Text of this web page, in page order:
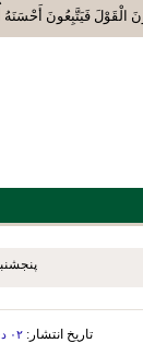
فَيَتَّبِعُونَ أَحْسَنَهُ
پنجشنبه ۱۵ مرداد انجام
تاریخ انتشار: ۰۲ دی ۱۴۰۴ - ۱۰:۳۸